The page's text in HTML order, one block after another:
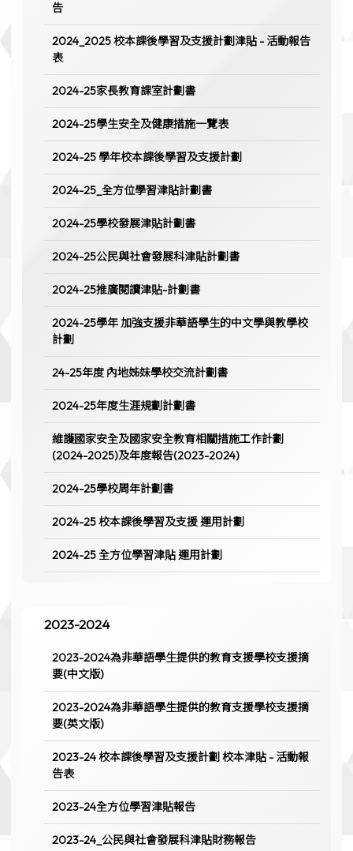
告
2024_2025 校本課後學習及支援計劃津貼 - 活動報告
表
2024-25家長教育課室計劃書
2024-25學生安全及健康措施一覽表
2024-25 學年校本課後學習及支援計劃
2024-25_全方位學習津貼計劃書
2024-25學校發展津貼計劃書
2024-25公民與社會發展科津貼計劃書
2024-25推廣閱讀津貼-計劃書
2024-25學年 加強支援非華語學生的中文學與教學校
計劃
24-25年度 內地姊妹學校交流計劃書
2024-25年度生涯規劃計劃書
維護國家安全及國家安全教育相關措施工作計劃
(2024-2025)及年度報告(2023-2024)
2024-25學校周年計劃書
2024-25 校本課後學習及支援 運用計劃
2024-25 全方位學習津貼 運用計劃
2023-2024
2023-2024為非華語學生提供的教育支援學校支援摘
要(中文版)
2023-2024為非華語學生提供的教育支援學校支援摘
要(英文版)
2023-24 校本課後學習及支援計劃 校本津貼 - 活動報
告表
2023-24全方位學習津貼報告
2023-24_公民與社會發展科津貼財務報告